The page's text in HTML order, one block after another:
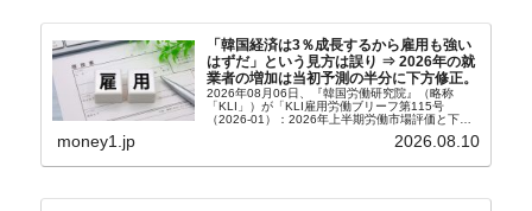
「韓国経済は3％成長するから雇用も強い
はずだ」という見方は誤り ⇒ 2026年の就
業者の増加は当初予測の半分に下方修正。
2026年08月06日、『韓国労働研究院』（略称
「KLI」）が「KLI雇用労働ブリーフ第115号
（2026-01）：2026年上半期労働市場評価と下半
期労働市場展望」を公表しました。Money1でも何
度もご紹介していますが、政府が何よりも大...
money1.jp 2026.08.10